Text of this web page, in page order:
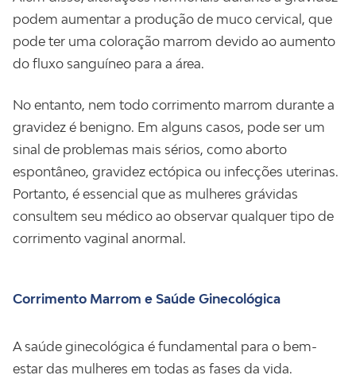
podem aumentar a produção de muco cervical, que
pode ter uma coloração marrom devido ao aumento
do fluxo sanguíneo para a área.
No entanto, nem todo corrimento marrom durante a
gravidez é benigno. Em alguns casos, pode ser um
sinal de problemas mais sérios, como aborto
espontâneo, gravidez ectópica ou infecções uterinas.
Portanto, é essencial que as mulheres grávidas
consultem seu médico ao observar qualquer tipo de
corrimento vaginal anormal.
Corrimento Marrom e Saúde Ginecológica
A saúde ginecológica é fundamental para o bem-
estar das mulheres em todas as fases da vida.